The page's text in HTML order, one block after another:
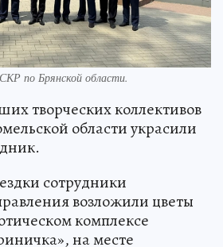
по Брянской области.
творческих коллективов
области украсили
сотрудники
возложили цветы
комплексе
на месте